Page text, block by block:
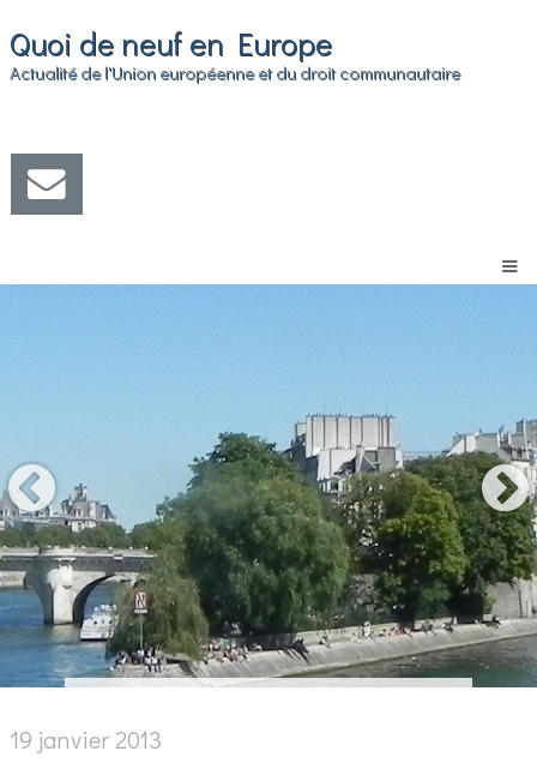
Quoi de neuf en Europe
Actualité de l'Union européenne et du droit communautaire
19 janvier 2013